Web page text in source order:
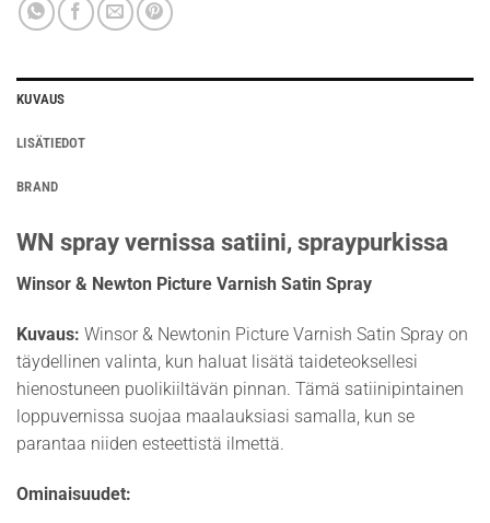
KUVAUS
LISÄTIEDOT
BRAND
WN spray vernissa satiini, spraypurkissa
Winsor & Newton Picture Varnish Satin Spray
Kuvaus: Winsor & Newtonin Picture Varnish Satin Spray on
täydellinen valinta, kun haluat lisätä taideteoksellesi
hienostuneen puolikiiltävän pinnan. Tämä satiinipintainen
loppuvernissa suojaa maalauksiasi samalla, kun se
parantaa niiden esteettistä ilmettä.
Ominaisuudet: